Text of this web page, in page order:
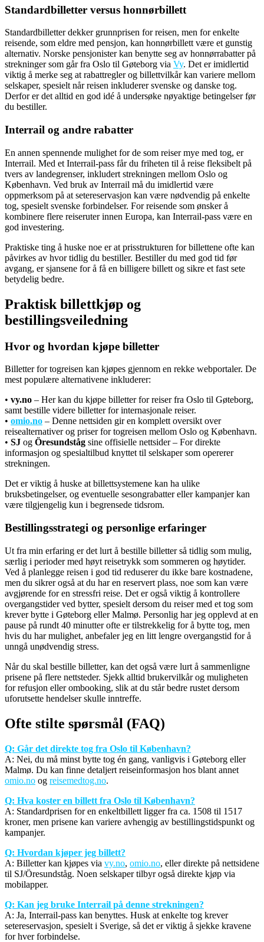
Standardbilletter versus honnørbillett
Standardbilletter dekker grunnprisen for reisen, men for enkelte
reisende, som eldre med pensjon, kan honnørbillett være et gunstig
alternativ. Norske pensjonister kan benytte seg av honnørrabatter på
strekninger som går fra Oslo til Gøteborg via Vy. Det er imidlertid
viktig å merke seg at rabattregler og billettvilkår kan variere mellom
selskaper, spesielt når reisen inkluderer svenske og danske tog.
Derfor er det alltid en god idé å undersøke nøyaktige betingelser før
du bestiller.
Interrail og andre rabatter
En annen spennende mulighet for de som reiser mye med tog, er
Interrail. Med et Interrail-pass får du friheten til å reise fleksibelt på
tvers av landegrenser, inkludert strekningen mellom Oslo og
København. Ved bruk av Interrail må du imidlertid være
oppmerksom på at setereservasjon kan være nødvendig på enkelte
tog, spesielt svenske forbindelser. For reisende som ønsker å
kombinere flere reiseruter innen Europa, kan Interrail-pass være en
god investering.
Praktiske ting å huske noe er at prisstrukturen for billettene ofte kan
påvirkes av hvor tidlig du bestiller. Bestiller du med god tid før
avgang, er sjansene for å få en billigere billett og sikre et fast sete
betydelig bedre.
Praktisk billettkjøp og
bestillingsveiledning
Hvor og hvordan kjøpe billetter
Billetter for togreisen kan kjøpes gjennom en rekke webportaler. De
mest populære alternativene inkluderer:
• vy.no – Her kan du kjøpe billetter for reiser fra Oslo til Gøteborg,
samt bestille videre billetter for internasjonale reiser.
• omio.no – Denne nettsiden gir en komplett oversikt over
reisealternativer og priser for togreisen mellom Oslo og København.
• SJ og Öresundståg sine offisielle nettsider – For direkte
informasjon og spesialtilbud knyttet til selskaper som opererer
strekningen.
Det er viktig å huske at billettsystemene kan ha ulike
bruksbetingelser, og eventuelle sesongrabatter eller kampanjer kan
være tilgjengelig kun i begrensede tidsrom.
Bestillingsstrategi og personlige erfaringer
Ut fra min erfaring er det lurt å bestille billetter så tidlig som mulig,
særlig i perioder med høyt reisetrykk som sommeren og høytider.
Ved å planlegge reisen i god tid reduserer du ikke bare kostnadene,
men du sikrer også at du har en reservert plass, noe som kan være
avgjørende for en stressfri reise. Det er også viktig å kontrollere
overgangstider ved bytter, spesielt dersom du reiser med et tog som
krever bytte i Gøteborg eller Malmø. Personlig har jeg opplevd at en
pause på rundt 40 minutter ofte er tilstrekkelig for å bytte tog, men
hvis du har mulighet, anbefaler jeg en litt lengre overgangstid for å
unngå unødvendig stress.
Når du skal bestille billetter, kan det også være lurt å sammenligne
prisene på flere nettsteder. Sjekk alltid brukervilkår og muligheten
for refusjon eller ombooking, slik at du står bedre rustet dersom
uforutsette hendelser skulle inntreffe.
Ofte stilte spørsmål (FAQ)
Q: Går det direkte tog fra Oslo til København?
A: Nei, du må minst bytte tog én gang, vanligvis i Gøteborg eller
Malmø. Du kan finne detaljert reiseinformasjon hos blant annet
omio.no og reisemedtog.no.
Q: Hva koster en billett fra Oslo til København?
A: Standardprisen for en enkeltbillett ligger fra ca. 1508 til 1517
kroner, men prisene kan variere avhengig av bestillingstidspunkt og
kampanjer.
Q: Hvordan kjøper jeg billett?
A: Billetter kan kjøpes via vy.no, omio.no, eller direkte på nettsidene
til SJ/Öresundståg. Noen selskaper tilbyr også direkte kjøp via
mobilapper.
Q: Kan jeg bruke Interrail på denne strekningen?
A: Ja, Interrail-pass kan benyttes. Husk at enkelte tog krever
setereservasjon, spesielt i Sverige, så det er viktig å sjekke kravene
for hver forbindelse.